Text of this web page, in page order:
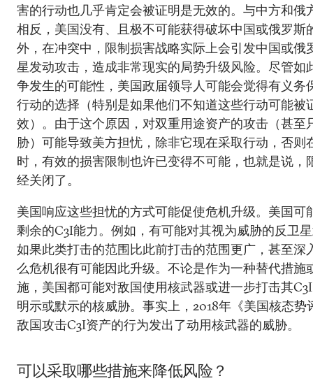
害的行动也几乎肯定会被证明是无效的。与中方和俄
相反，美国没有、且极不可能获得破坏中国或俄罗斯
外，在冲突中，限制损害战略实际上会引发中国或俄
星发动攻击，造成非常现实的局势升级风险。尽管如
争发生的可能性，美国政届领导人可能会觉得有义务
行动的选择（特别是如果他们不知道这些行动可能被
效）。由于这个原因，对双重用途资产的攻击（甚至
胁）可能导致美方担忧，除非它现在采取行动，否则
时，有效的损害限制也许已变得不可能，也就是说，
经关闭了。
美国响应这些担忧的方式可能促使危机升级。美国可
剩余的C3I能力。例如，有可能对其视为威胁的反卫
如果此类打击的范围比此前打击的范围更广，甚至深
么危机很有可能因此升级。不论是作为一种替代措施
施，美国都可能对敌国使用核武器或进一步打击其
明示或默示的核威胁。事实上，2018年《美国核态势
敌国攻击C3I资产的行为发出了动用核武器的威胁。
可以采取哪些措施来降低风险？